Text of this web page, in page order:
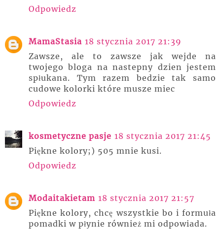
Odpowiedz
MamaStasia 18 stycznia 2017 21:39
Zawsze, ale to zawsze jak wejde na
twojego bloga na nastepny dzien jestem
spłukana. Tym razem bedzie tak samo
cudowe kolorki które musze miec
Odpowiedz
kosmetyczne pasje 18 stycznia 2017 21:45
Piękne kolory;) 505 mnie kusi.
Odpowiedz
Modaitakietam 18 stycznia 2017 21:57
Piękne kolory, chcę wszystkie bo i formuła
pomadki w płynie również mi odpowiada.